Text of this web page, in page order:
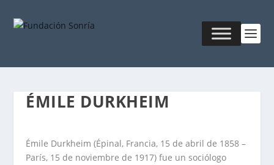
ÉMILE DURKHEIM
Émile Durkheim (Épinal, Francia, 15 de abril de 1858 –
París, 15 de noviembre de 1917) fue un sociólogo